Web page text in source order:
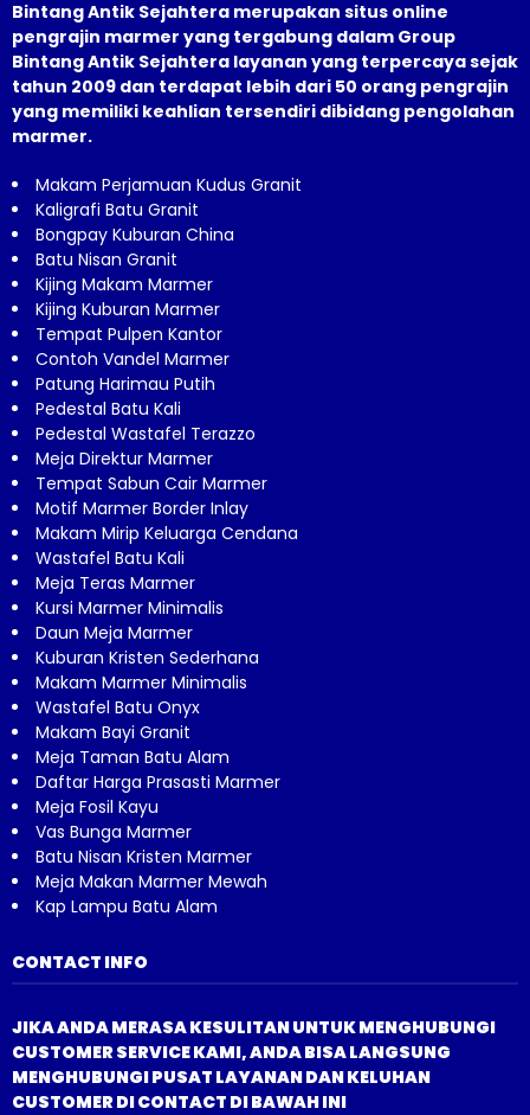
Bintang Antik Sejahtera merupakan situs online
pengrajin marmer yang tergabung dalam Group
Bintang Antik Sejahtera layanan yang terpercaya sejak
tahun 2009 dan terdapat lebih dari 50 orang pengrajin
yang memiliki keahlian tersendiri dibidang pengolahan
marmer.
Makam Perjamuan Kudus Granit
Kaligrafi Batu Granit
Bongpay Kuburan China
Batu Nisan Granit
Kijing Makam Marmer
Kijing Kuburan Marmer
Tempat Pulpen Kantor
Contoh Vandel Marmer
Patung Harimau Putih
Pedestal Batu Kali
Pedestal Wastafel Terazzo
Meja Direktur Marmer
Tempat Sabun Cair Marmer
Motif Marmer Border Inlay
Makam Mirip Keluarga Cendana
Wastafel Batu Kali
Meja Teras Marmer
Kursi Marmer Minimalis
Daun Meja Marmer
Kuburan Kristen Sederhana
Makam Marmer Minimalis
Wastafel Batu Onyx
Makam Bayi Granit
Meja Taman Batu Alam
Daftar Harga Prasasti Marmer
Meja Fosil Kayu
Vas Bunga Marmer
Batu Nisan Kristen Marmer
Meja Makan Marmer Mewah
Kap Lampu Batu Alam
CONTACT INFO
JIKA ANDA MERASA KESULITAN UNTUK MENGHUBUNGI
CUSTOMER SERVICE KAMI, ANDA BISA LANGSUNG
MENGHUBUNGI PUSAT LAYANAN DAN KELUHAN
CUSTOMER DI CONTACT DI BAWAH INI